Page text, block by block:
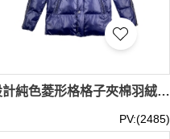
設計純色菱形格格子夾棉羽絨 訂製連帽拉鏈袋夾棉羽絨 袖口拉鍊 啪鈕夾棉羽絨服 冷凍庫 防寒 夾棉外套供應商 J1017
PV:(2485)